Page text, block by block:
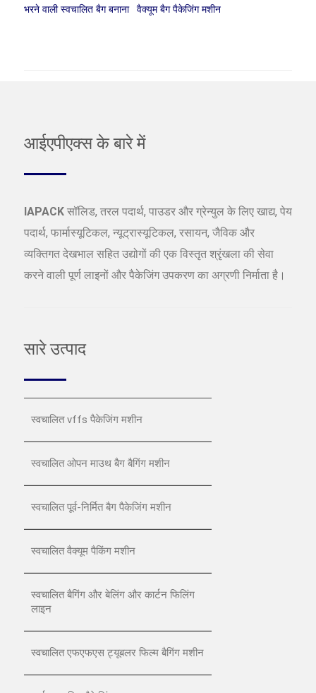
भरने वाली स्वचालित बैग बनाना
वैक्यूम बैग पैकेजिंग मशीन
आईएपीएक्स के बारे में
IAPACK सॉलिड, तरल पदार्थ, पाउडर और ग्रेन्युल के लिए खाद्य, पेय
पदार्थ, फार्मास्यूटिकल, न्यूट्रास्यूटिकल, रसायन, जैविक और
व्यक्तिगत देखभाल सहित उद्योगों की एक विस्तृत श्रृंखला की सेवा
करने वाली पूर्ण लाइनों और पैकेजिंग उपकरण का अग्रणी निर्माता है।
सारे उत्पाद
स्वचालित vffs पैकेजिंग मशीन
स्वचालित ओपन माउथ बैग बैगिंग मशीन
स्वचालित पूर्व-निर्मित बैग पैकेजिंग मशीन
स्वचालित वैक्यूम पैकिंग मशीन
स्वचालित बैगिंग और बेलिंग और कार्टन फिलिंग
लाइन
स्वचालित एफएफएस ट्यूबलर फिल्म बैगिंग मशीन